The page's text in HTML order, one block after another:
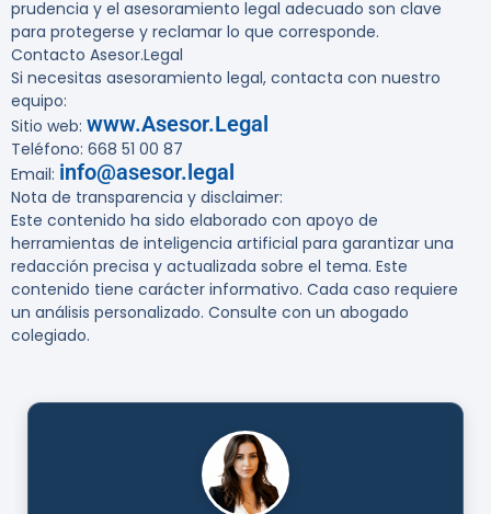
prudencia y el asesoramiento legal adecuado son clave
para protegerse y reclamar lo que corresponde.
Contacto Asesor.Legal
Si necesitas asesoramiento legal, contacta con nuestro
equipo:
Sitio web: www.Asesor.Legal
Teléfono: 668 51 00 87
Email: info@asesor.legal
Nota de transparencia y disclaimer:
Este contenido ha sido elaborado con apoyo de
herramientas de inteligencia artificial para garantizar una
redacción precisa y actualizada sobre el tema. Este
contenido tiene carácter informativo. Cada caso requiere
un análisis personalizado. Consulte con un abogado
colegiado.